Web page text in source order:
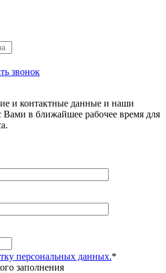
звонок
и контактные данные и наши
Вами в ближайшее рабочее время для
персональных данных.*
заполнения